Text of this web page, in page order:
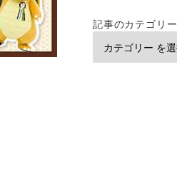
記事のカテゴリー